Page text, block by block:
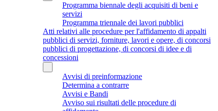
Programma biennale degli acquisiti di beni e
servizi
Programma triennale dei lavori pubblici
Atti relativi alle procedure per l'affidamento di appalti
pubblici di servizi, forniture, lavori e opere, di concorsi
pubblici di progettazione, di concorsi di idee e di
concessioni
Avvisi di preinformazione
Determina a contrarre
Avvisi e Bandi
Avviso sui risultati delle procedure di